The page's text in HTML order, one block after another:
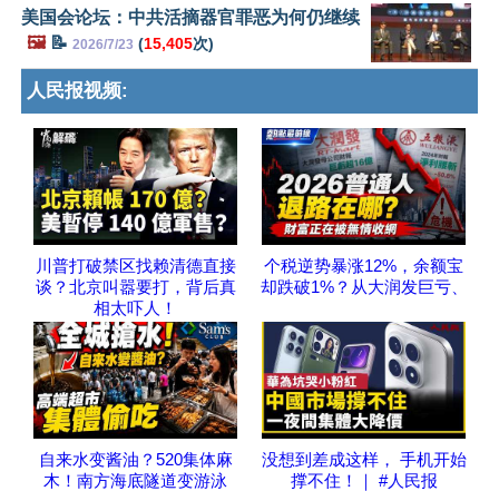
美国会论坛：中共活摘器官罪恶为何仍继续
🖼️📝 2026/7/23 (15,405次)
人民报视频:
川普打破禁区找赖清德直接
谈？北京叫嚣要打，背后真
相太吓人！
个税逆势暴涨12%，余额宝
却跌破1%？从大润发巨亏、
自来水变酱油？520集体麻
木！南方海底隧道变游泳
没想到差成这样， 手机开始
撑不住！｜ #人民报